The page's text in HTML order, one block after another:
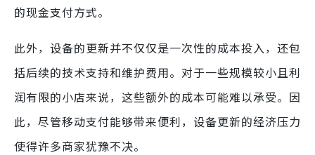
的现金支付方式。
此外，设备的更新并不仅仅是一次性的成本投入，还包
括后续的技术支持和维护费用。对于一些规模较小且利
润有限的小店来说，这些额外的成本可能难以承受。因
此，尽管移动支付能够带来便利，设备更新的经济压力
使得许多商家犹豫不决。